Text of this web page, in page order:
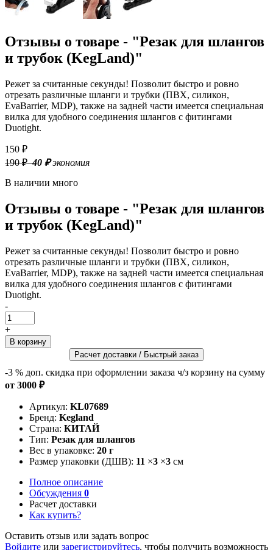
Отзывы о товаре - "Резак для шлангов
и трубок (KegLand)"
Режет за считанные секунды! Позволит быстро и ровно
отрезать различные шланги и трубки (ПВХ, силикон,
EvaBarrier, MDP), также на задней части имеется специальная
вилка для удобного соединения шлангов с фитингами
Duotight.
150 ₽
190 ₽–40 ₽экономия
В наличии много
Отзывы о товаре - "Резак для шлангов
и трубок (KegLand)"
Режет за считанные секунды! Позволит быстро и ровно
отрезать различные шланги и трубки (ПВХ, силикон,
EvaBarrier, MDP), также на задней части имеется специальная
вилка для удобного соединения шлангов с фитингами
Duotight.
-
+
Расчет доставки / Быстрый заказ
-3 % доп. скидка при оформлении заказа ч/з корзину на сумму
от 3000 ₽
Артикул: KL07689
Бренд: Kegland
Страна: КИТАЙ
Тип: Резак для шлангов
Вес в упаковке: 20 г
Размер упаковки (ДШВ): 11 ×3 ×3 см
Полное описание
Обсуждения 0
Расчет доставки
Как купить?
Оставить отзыв или задать вопрос
Войдите или зарегистрируйтесь, чтобы получить возможность